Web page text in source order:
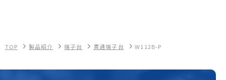
TOP 製品紹介 端子台 貫通端子台 W112B-P